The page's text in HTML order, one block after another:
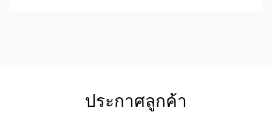
ประกาศลูกค้า